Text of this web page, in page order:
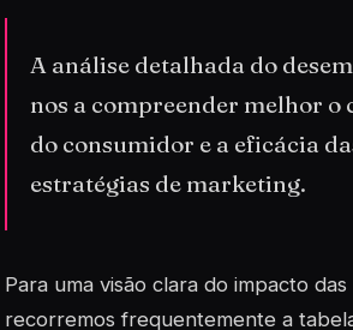
A análise detalhada do
nos a compreender melhor
do consumidor e a eficácia
estratégias de marketing.
Para uma visão clara do impacto das
recorremos frequentemente a